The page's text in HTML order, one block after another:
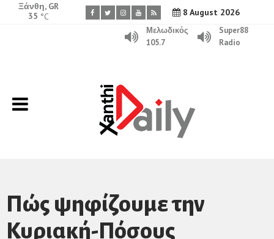
8 August 2026
Ξάνθη, GR
35 °C
Μελωδικός
105.7
Super88
Radio
Πώς ψηφίζουμε την
Κυριακή-Πόσους